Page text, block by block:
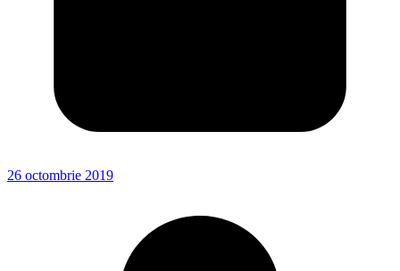
26 octombrie 2019